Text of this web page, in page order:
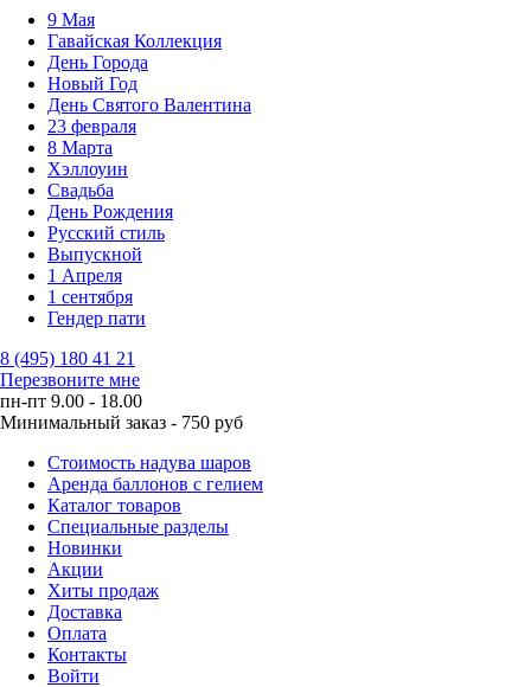
9 Мая
Гавайская Коллекция
День Города
Новый Год
День Святого Валентина
23 февраля
8 Марта
Хэллоуин
Свадьба
День Рождения
Русский стиль
Выпускной
1 Апреля
1 сентября
Гендер пати
8 (495) 180 41 21
Перезвоните мне
пн-пт 9.00 - 18.00
Минимальный заказ - 750 руб
Стоимость надува шаров
Аренда баллонов с гелием
Каталог товаров
Специальные разделы
Новинки
Акции
Хиты продаж
Доставка
Оплата
Контакты
Войти